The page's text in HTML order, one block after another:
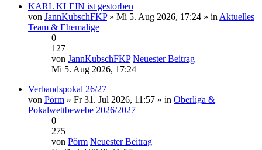
KARL KLEIN ist gestorben
von JannKubschFKP» Mi 5. Aug 2026, 17:24 » in Aktuelles
Team & Ehemalige
0
127
von JannKubschFKP Neuester Beitrag
Mi 5. Aug 2026, 17:24
Verbandspokal 26/27
von Pörm » Fr 31. Jul 2026, 11:57 » in Oberliga &
Pokalwettbewebe 2026/2027
0
275
von Pörm Neuester Beitrag